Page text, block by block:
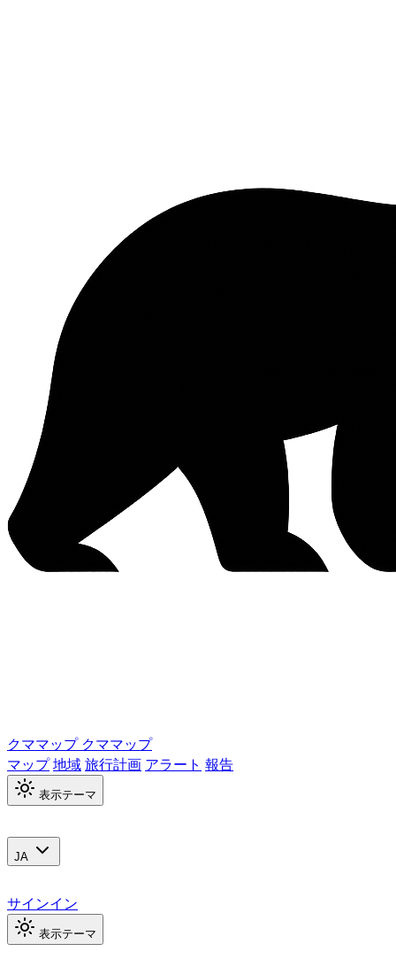
クママップ クママップ
マップ地域旅行計画 アラート 報告
表示テーマ
JA
サインイン
表示テーマ